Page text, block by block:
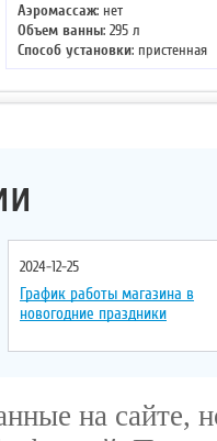
Аэромассаж: нет
Объем ванны: 295 л
Способ установки: пристенная
Хромотерапия: нет
Длина: 170 см
Ширина: 110 см
2024-12-25
График работы магазина в
новогодние праздники
на